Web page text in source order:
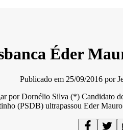
Éder
Publicado em 25/09/2016 por
por Dornélio Silva (*) Candidato
(PSDB) ultrapassou Eder